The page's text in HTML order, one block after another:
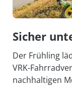
Sicher
Der Frühling
VRK-
nachhaltigen